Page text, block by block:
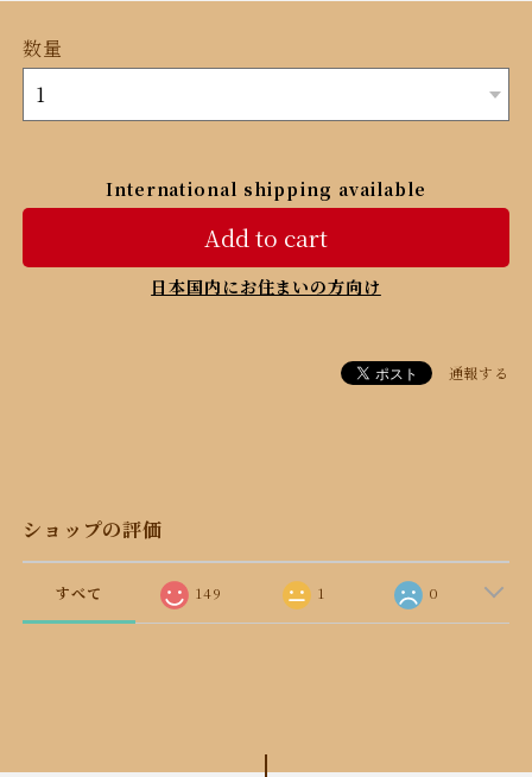
数量
International shipping available
Add to cart
日本国内にお住まいの方向け
通報する
ショップの評価
すべて 149 1 0